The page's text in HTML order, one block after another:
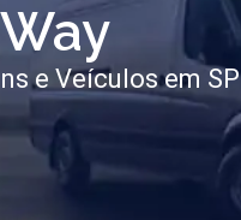
e Veículos em SP